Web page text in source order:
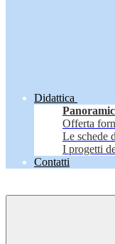
Didattica
Offerta
Le schede
I progetti
Contatti